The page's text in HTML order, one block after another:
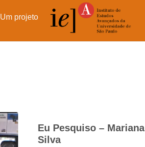
Um projeto
Eu Pesquiso – Mariana
Silva